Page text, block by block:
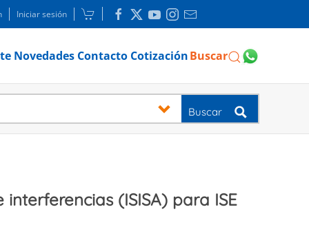
Iniciar sesión
Novedades Contacto CotizaciónBuscar
Buscar
interferencias (ISISA) para ISE